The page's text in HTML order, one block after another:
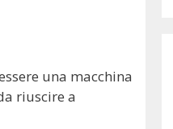
una macchina
riuscire a